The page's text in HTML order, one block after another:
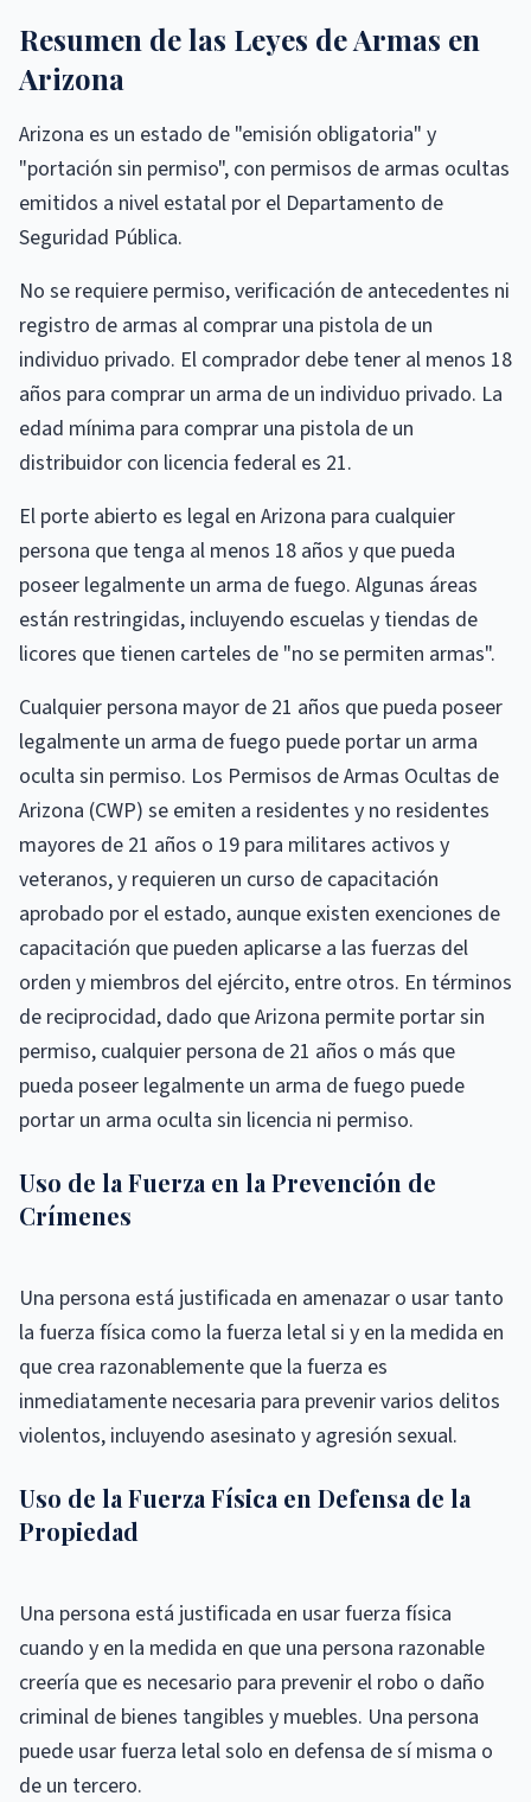
Resumen de las Leyes de Armas en
Arizona
Arizona es un estado de "emisión obligatoria" y
"portación sin permiso", con permisos de armas ocultas
emitidos a nivel estatal por el Departamento de
Seguridad Pública.
No se requiere permiso, verificación de antecedentes ni
registro de armas al comprar una pistola de un
individuo privado. El comprador debe tener al menos 18
años para comprar un arma de un individuo privado. La
edad mínima para comprar una pistola de un
distribuidor con licencia federal es 21.
El porte abierto es legal en Arizona para cualquier
persona que tenga al menos 18 años y que pueda
poseer legalmente un arma de fuego. Algunas áreas
están restringidas, incluyendo escuelas y tiendas de
licores que tienen carteles de "no se permiten armas".
Cualquier persona mayor de 21 años que pueda poseer
legalmente un arma de fuego puede portar un arma
oculta sin permiso. Los Permisos de Armas Ocultas de
Arizona (CWP) se emiten a residentes y no residentes
mayores de 21 años o 19 para militares activos y
veteranos, y requieren un curso de capacitación
aprobado por el estado, aunque existen exenciones de
capacitación que pueden aplicarse a las fuerzas del
orden y miembros del ejército, entre otros. En términos
de reciprocidad, dado que Arizona permite portar sin
permiso, cualquier persona de 21 años o más que
pueda poseer legalmente un arma de fuego puede
portar un arma oculta sin licencia ni permiso.
Uso de la Fuerza en la Prevención de
Crímenes
Una persona está justificada en amenazar o usar tanto
la fuerza física como la fuerza letal si y en la medida en
que crea razonablemente que la fuerza es
inmediatamente necesaria para prevenir varios delitos
violentos, incluyendo asesinato y agresión sexual.
Uso de la Fuerza Física en Defensa de la
Propiedad
Una persona está justificada en usar fuerza física
cuando y en la medida en que una persona razonable
creería que es necesario para prevenir el robo o daño
criminal de bienes tangibles y muebles. Una persona
puede usar fuerza letal solo en defensa de sí misma o
de un tercero.